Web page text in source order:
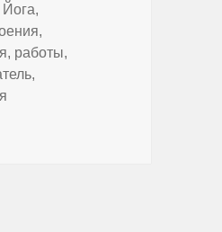
Йога,
,
, работы,
,